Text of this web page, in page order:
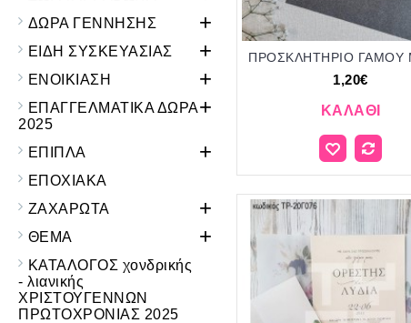
ΔΩΡΑ ΓΕΝΝΗΣΗΣ +
ΕΙΔΗ ΣΥΣΚΕΥΑΣΙΑΣ +
ΕΝΟΙΚΙΑΣΗ +
ΕΠΑΓΓΕΛΜΑΤΙΚΑ ΔΩΡΑ
2025
+
ΕΠΙΠΛΑ +
ΕΠΟΧΙΑΚΑ
ΖΑΧΑΡΩΤΑ
+
ΘΕΜΑ +
ΚΑΤΑΛΟΓΟΣ χονδρικής
- λιανικής
ΧΡΙΣΤΟΥΓΕΝΝΩΝ
ΠΡΩΤΟΧΡΟΝΙΑΣ 2025
1,20€
ΚΑΛΆΘΙ